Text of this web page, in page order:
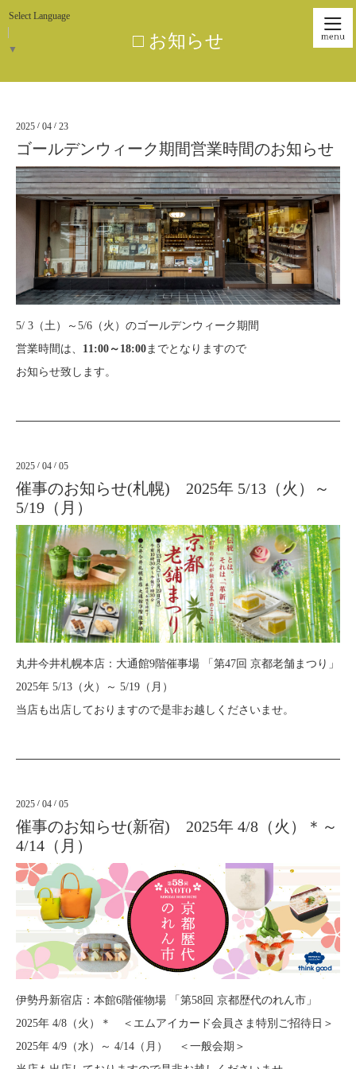
Select Language
▼ □ お知らせ
2025 / 04 / 23
ゴールデンウィーク期間営業時間のお知らせ
5/ 3（土）～5/6（火）のゴールデンウィーク期間
営業時間は、 11:00～18:00 までとなりますので
お知らせ致します。
2025 / 04 / 05
催事のお知らせ(札幌) 2025年 5/13（火）～
5/19（月）
丸井今井札幌本店：大通館9階催事場 「第47回 京都老舗まつり」
2025年 5/13（火）～ 5/19（月）
当店も出店しておりますので是非お越しくださいませ。
2025 / 04 / 05
催事のお知らせ(新宿) 2025年 4/8（火）＊～
4/14（月）
伊勢丹新宿店：本館6階催物場 「第58回 京都歴代のれん市」
2025年 4/8（火）＊ ＜エムアイカード会員さま特別ご招待日＞
2025年 4/9（水）～ 4/14（月） ＜一般会期＞